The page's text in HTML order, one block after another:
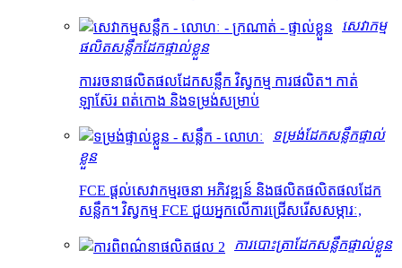
សេវាកម្ម
ផលិតសន្លឹកដែកផ្ទាល់ខ្លួន
ការរចនាផលិតផលដែកសន្លឹក វិស្វកម្ម ការផលិត។ កាត់
ឡាស៊ែរ ពត់កោង និងទម្រង់សម្រាប់
ទម្រង់ដែកសន្លឹកផ្ទាល់
ខ្លួន
FCE ផ្តល់សេវាកម្មរចនា អភិវឌ្ឍន៍ និងផលិតផលិតផលដែក
សន្លឹក។ វិស្វកម្ម FCE ជួយអ្នកលើការជ្រើសរើសសម្ភារៈ,
ការបោះត្រាដែកសន្លឹកផ្ទាល់ខ្លួន